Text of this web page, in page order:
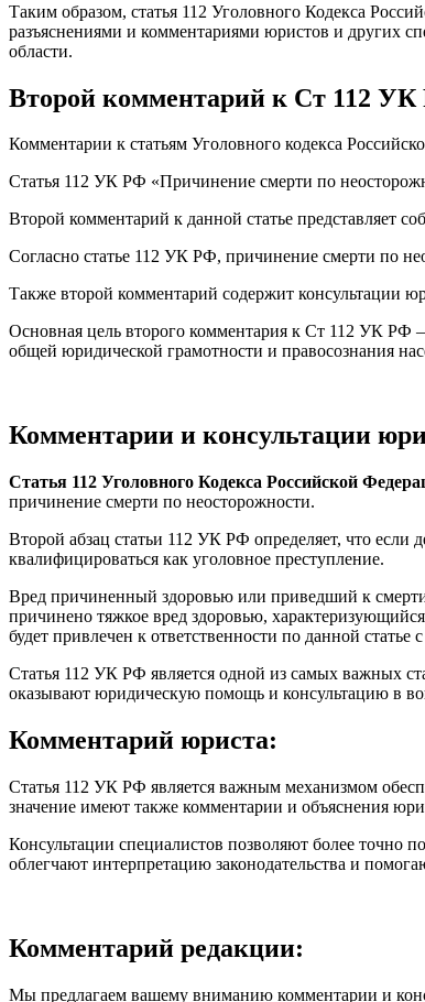
Таким образом, статья 112 Уголовного Кодекса
разъяснениями и комментариями юристов и других
области.
Второй комментарий к Ст 112
Комментарии к статьям Уголовного кодекса
Статья 112 УК РФ «Причинение смерти по
Второй комментарий к данной статье представляет
Согласно статье 112 УК РФ, причинение смерти по
Также второй комментарий содержит консультации
Основная цель второго комментария к Ст 112 УК РФ
общей юридической грамотности и правосознания
Комментарии и консультации
Статья 112 Уголовного Кодекса Российской
причинение смерти по неосторожности.
Второй абзац статьи 112 УК РФ определяет, что если
квалифицироваться как уголовное преступление.
Вред причиненный здоровью или приведший к смерти
причинено тяжкое вред здоровью,
будет привлечен к ответственности по данной статье
Статья 112 УК РФ является одной из самых важных
оказывают юридическую помощь и консультацию в
Комментарий юриста:
Статья 112 УК РФ является важным механизмом
значение имеют также комментарии и объяснения
Консультации специалистов позволяют более точно
облегчают интерпретацию законодательства и
Комментарий редакции:
Мы предлагаем вашему вниманию комментарии и